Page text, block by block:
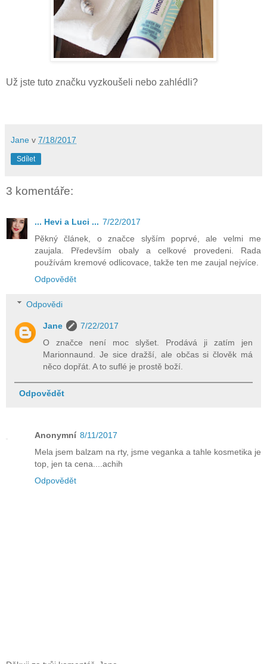
Už jste tuto značku vyzkoušeli nebo zahlédli?
Jane v 7/18/2017
Sdílet
3 komentáře:
... Hevi a Luci ... 7/22/2017
Pěkný článek, o značce slyším poprvé, ale velmi me
zaujala. Především obaly a celkové provedeni. Rada
používám kremové odlicovace, takže ten me zaujal nejvíce.
Odpovědět
Odpovědi
Jane
7/22/2017
O značce není moc slyšet. Prodává ji zatím jen
Marionnaund. Je sice dražší, ale občas si člověk má
něco dopřát. A to suflé je prostě boží.
Odpovědět
Anonymní 8/11/2017
Mela jsem balzam na rty, jsme veganka a tahle kosmetika je
top, jen ta cena....achih
Odpovědět